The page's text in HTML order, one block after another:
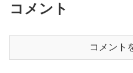
コメント
コメント